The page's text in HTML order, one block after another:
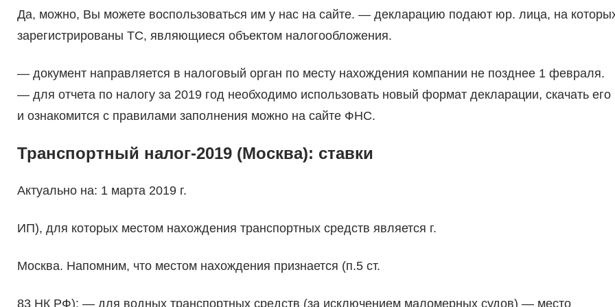
Да, можно, Вы можете воспользоваться им у нас на сайте. — декларацию подают юр. лица, на
зарегистрированы ТС, являющиеся объектом налогообложения.
— документ направляется в налоговый орган по месту нахождения компании не позднее 1 февраля.
— для отчета по налогу за 2019 год необходимо использовать новый формат декларации, скачать его
и ознакомится с правилами заполнения можно на сайте ФНС.
Транспортный налог-2019 (Москва): ставки
Актуально на: 1 марта 2019 г.
ИП), для которых местом нахождения транспортных средств является г.
Москва. Напомним, что местом нахождения признается (п.5 ст.
83 НК РФ): — для водных транспортных средств (за исключением маломерных судов) — место